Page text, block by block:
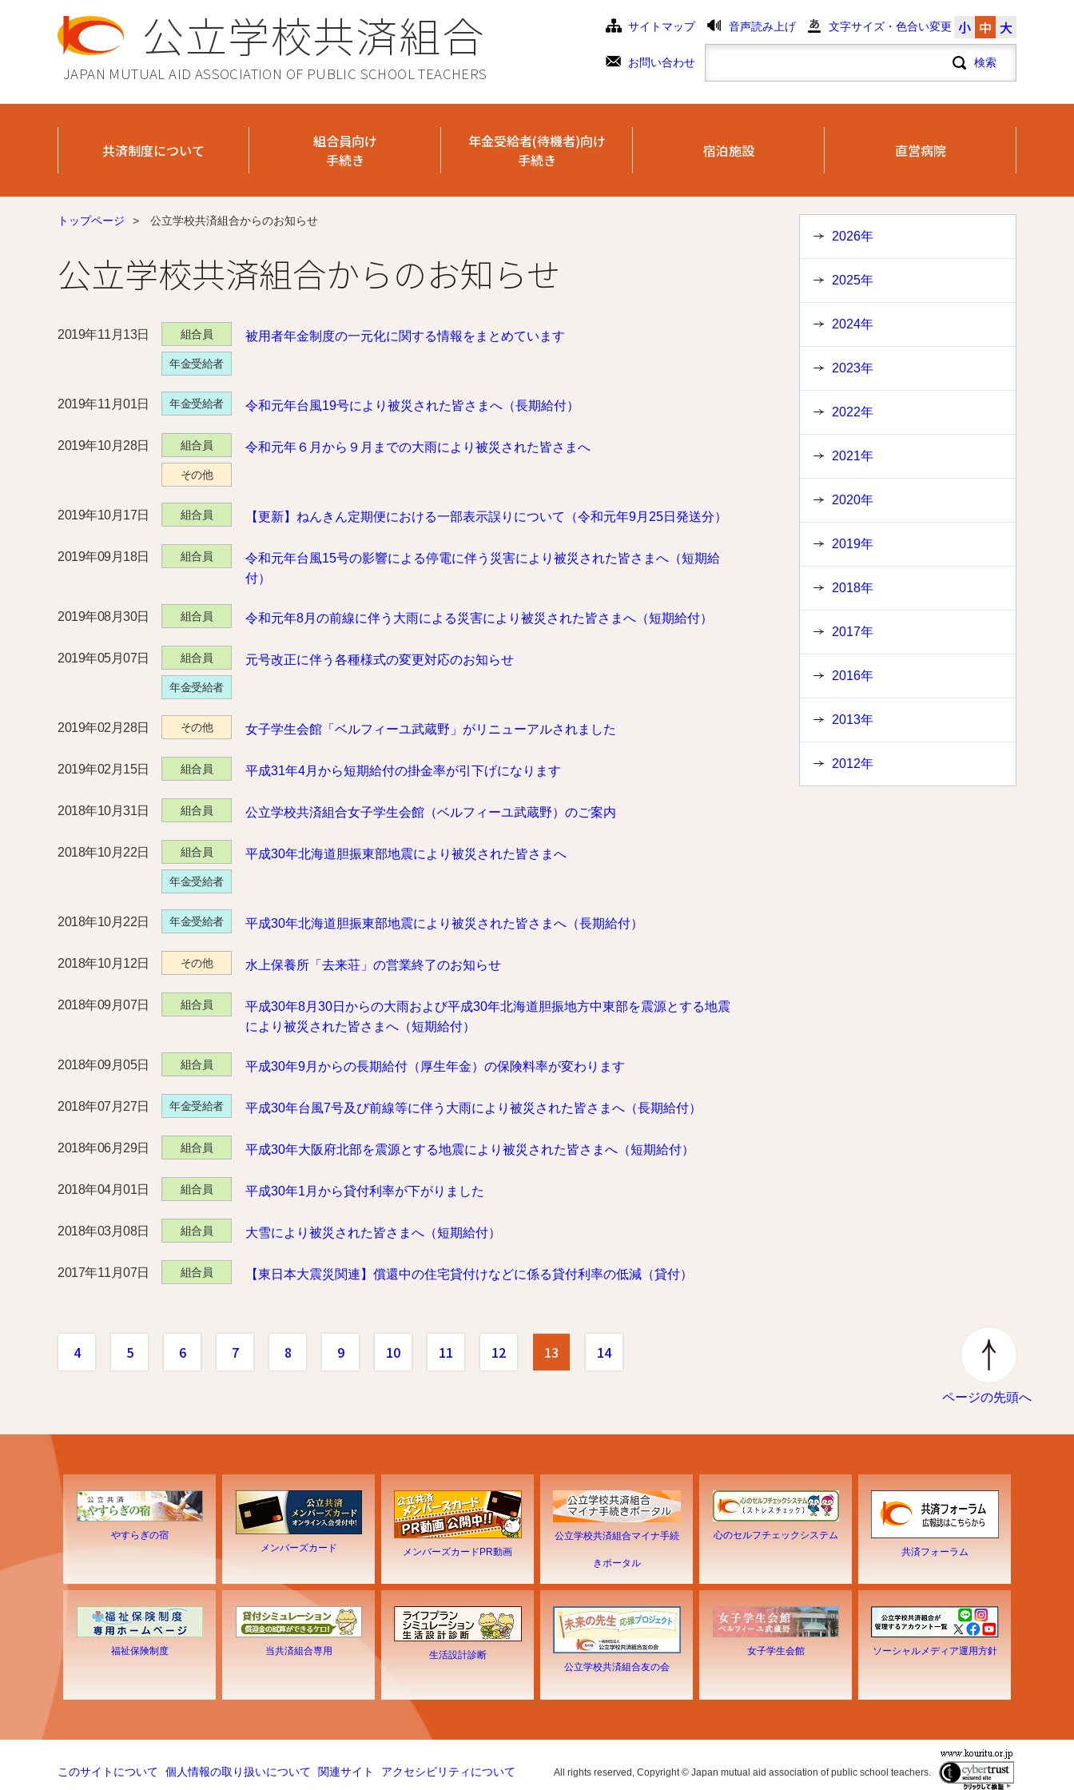
公立学校共済組合
JAPAN MUTUAL AID ASSOCIATION OF PUBLIC SCHOOL TEACHERS
サイトマップ 音声読み上げ 文字サイズ・色合い変更 小 中 大
お問い合わせ
共済制度について
組合員向け
手続き
年金受給者(待機者)向け
手続き
宿泊施設 直営病院
トップページ > 公立学校共済組合からのお知らせ
公立学校共済組合からのお知らせ
2019年11月13日 組合員
年金受給者
被用者年金制度の一元化に関する情報をまとめています
2019年11月01日 年金受給者 令和元年台風19号により被災された皆さまへ（長期給付）
2019年10月28日 組合員
その他
令和元年６月から９月までの大雨により被災された皆さまへ
2019年10月17日 組合員 【更新】ねんきん定期便における一部表示誤りについて（令和元年9月25日発送分）
2019年09月18日 組合員
令和元年台風15号の影響による停電に伴う災害により被災された皆さまへ（短期給
付）
2019年08月30日 組合員 令和元年8月の前線に伴う大雨による災害により被災された皆さまへ（短期給付）
2019年05月07日 組合員
年金受給者
元号改正に伴う各種様式の変更対応のお知らせ
2019年02月28日 その他 女子学生会館「ベルフィーユ武蔵野」がリニューアルされました
2019年02月15日 組合員 平成31年4月から短期給付の掛金率が引下げになります
2018年10月31日 組合員 公立学校共済組合女子学生会館（ベルフィーユ武蔵野）のご案内
2018年10月22日 組合員
年金受給者
平成30年北海道胆振東部地震により被災された皆さまへ
2018年10月22日 年金受給者 平成30年北海道胆振東部地震により被災された皆さまへ（長期給付）
2018年10月12日 その他 水上保養所「去来荘」の営業終了のお知らせ
2018年09月07日 組合員
平成30年8月30日からの大雨および平成30年北海道胆振地方中東部を震源とする地震
により被災された皆さまへ（短期給付）
2018年09月05日 組合員 平成30年9月からの長期給付（厚生年金）の保険料率が変わります
2018年07月27日 年金受給者 平成30年台風7号及び前線等に伴う大雨により被災された皆さまへ（長期給付）
2018年06月29日 組合員 平成30年大阪府北部を震源とする地震により被災された皆さまへ（短期給付）
2018年04月01日 組合員 平成30年1月から貸付利率が下がりました
2018年03月08日 組合員 大雪により被災された皆さまへ（短期給付）
2017年11月07日 組合員 【東日本大震災関連】償還中の住宅貸付けなどに係る貸付利率の低減（貸付）
4 5 6 7 8 9 10 11 12 13 14
2026年
2025年
2024年
2023年
2022年
2021年
2020年
2019年
2018年
2017年
2016年
2013年
2012年
ページの先頭へ
やすらぎの宿
メンバーズカード
メンバーズカードPR動画
公立学校共済組合マイナ手続
きポータル
心のセルフチェックシステム
共済フォーラム
福祉保険制度 当共済組合専用
生活設計診断
公立学校共済組合友の会
女子学生会館 ソーシャルメディア運用方針
このサイトについて 個人情報の取り扱いについて 関連サイト アクセシビリティについて All rights reserved, Copyright © Japan mutual aid association of public school teachers.